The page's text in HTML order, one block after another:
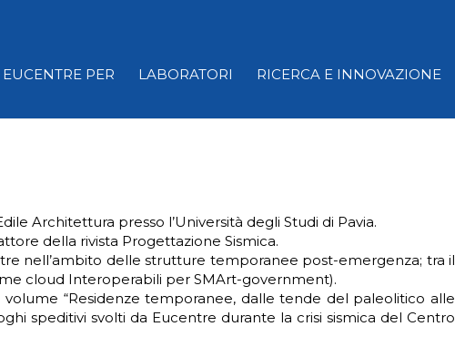
EUCENTRE PER LABORATORI RICERCA E INNOVAZIONE
Architettura presso l’Università degli Studi di Pavia.
della rivista Progettazione Sismica.
nell’ambito delle strutture temporanee post-emergenza; tra il
cloud Interoperabili per SMArt-government).
“Residenze temporanee, dalle tende del paleolitico alle
speditivi svolti da Eucentre durante la crisi sismica del Centro